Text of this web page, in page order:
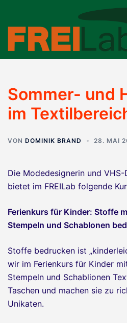
springen
Sommer- und
im
VON DOMINIK BRAND 28. MAI
Die Modedesignerin und
bietet im FREILab folgende
Ferienkurs für Kinder: Stoffe
Stempeln und Schablonen
Stoffe bedrucken ist
wir im Ferienkurs für Kinder
Stempeln und Schablionen
Taschen und machen sie zu
Unikaten.